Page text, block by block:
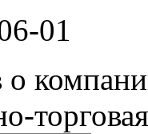
01
о